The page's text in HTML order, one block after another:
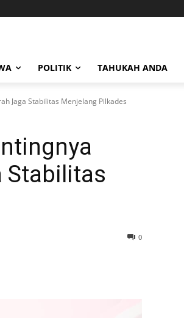
POLITIK TAHUKAH ANDA
Jaga Stabilitas Menjelang Pilkades
Stabilitas
0